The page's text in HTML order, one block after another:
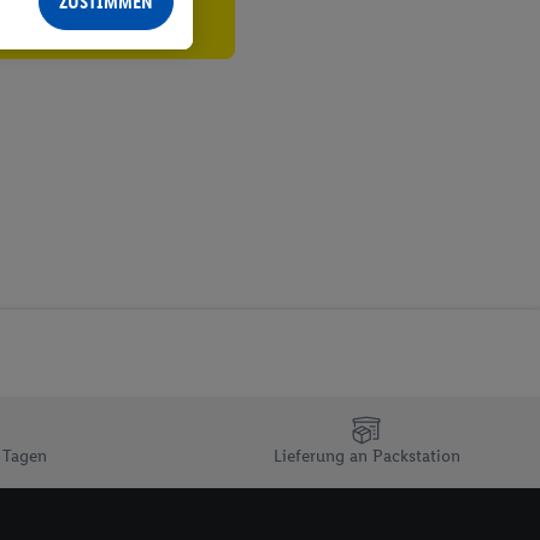
Lieferung an Packstation
- sowie Ihre
Speichern von
E-Mail-
verfügbar ist.
und einer
diese Kennung